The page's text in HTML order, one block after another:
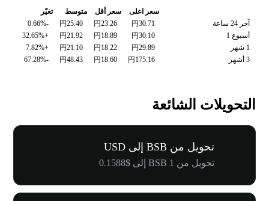
سعر اعلى سعر أقل متوسط
تغيّر
آخر 24 ساعة
円30.71
円23.26
円25.40
-0.66%
أسبوع 1
円30.10
円18.89
円21.92
+32.65%
1 شهر
円29.89
円18.22
円21.10
+7.82%
3 أشهر
円175.16
円18.60
円48.43
-67.28%
التحويلات الشائعة
تحويل من BSB إلى USD
تحويل من 1 BSB إلى $0.1588